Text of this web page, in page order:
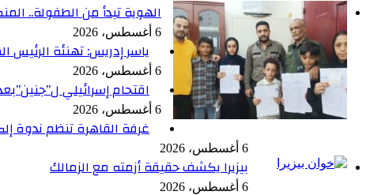
الهوية تبدأ من الطفولة..
6 أغسطس، 2026
ياسر إدريس: تهنئة
6 أغسطس، 2026
اقتحام إسرائيلي
6 أغسطس، 2026
غرفة القاهرة تنظم ندوة
6 أغسطس، 2026
بيزيرا يكشف حقيقة أزمته مع الزمالك
6 أغسطس، 2026